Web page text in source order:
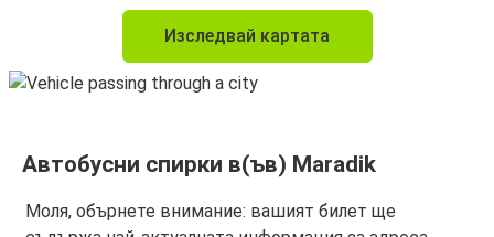
Изследвай картата
Автобусни спирки в(ъв) Maradik
Моля, обърнете внимание: вашият билет ще